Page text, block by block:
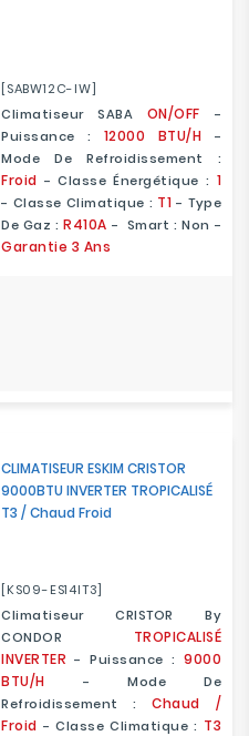
[SABW12C-IW]
Climatiseur SABA ON/OFF -
Puissance : 12000 BTU/H -
Mode De Refroidissement :
Froid - Classe Énergétique : 1
- Classe Climatique : T1- Type
De Gaz :R410A - Smart : Non -
Garantie 3 Ans
CLIMATISEUR ESKIM CRISTOR
9000BTU INVERTER TROPICALISÉ
T3 / Chaud Froid
[KS09-ES14IT3]
Climatiseur CRISTOR By
CONDOR TROPICALISÉ
INVERTER - Puissance : 9000
BTU/H - Mode De
Refroidissement :Chaud /
Froid - Classe Climatique : T3